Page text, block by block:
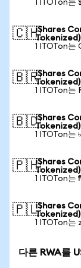
1 ITOTon
🇨🇭iShares
Tokenized)
1 ITOTon는
🇧🇷iShares
Tokenized)
1 ITOTon는
🇧🇩iShares
Tokenized)
1 ITOTon는
🇵🇭iShares
Tokenized)
1 ITOTon는
🇵🇱iShares
Tokenized)
1 ITOTon는
다른 RWA를